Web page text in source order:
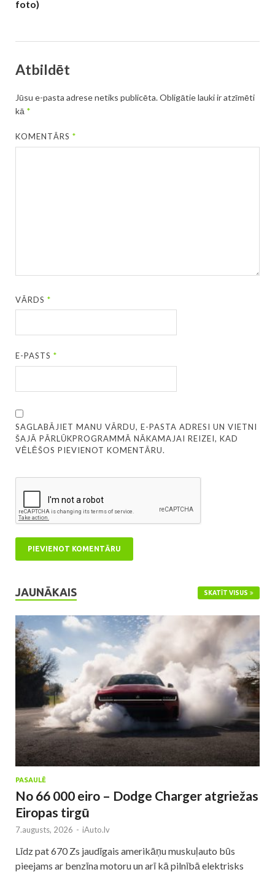
foto)
Atbildēt
Jūsu e-pasta adrese netiks publicēta.Obligātie lauki ir atzīmēti
kā *
KOMENTĀRS*
VĀRDS*
E-PASTS*
SAGLABĀJIET MANU VĀRDU, E-PASTA ADRESI UN VIETNI
ŠAJĀ PĀRLŪKPROGRAMMĀ NĀKAMAJAI REIZEI, KAD
VĒLĒŠOS PIEVIENOT KOMENTĀRU.
JAUNĀKAIS SKATĪT VISUS
PASAULĒ
No 66 000 eiro – Dodge Charger atgriežas
Eiropas tirgū
7.augusts, 2026 - iAuto.lv
Līdz pat 670 Zs jaudīgais amerikāņu muskuļauto būs
pieejams ar benzīna motoru un arī kā pilnībā elektrisks